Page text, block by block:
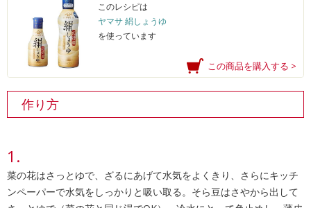
このレシピは
ヤマサ 絹しょうゆ
を使っています
この商品を購入する >
作り方
菜の花はさっとゆで、ざるにあげて水気をよくきり、さらにキッチ
ンペーパーで水気をしっかりと吸い取る。そら豆はさやから出して